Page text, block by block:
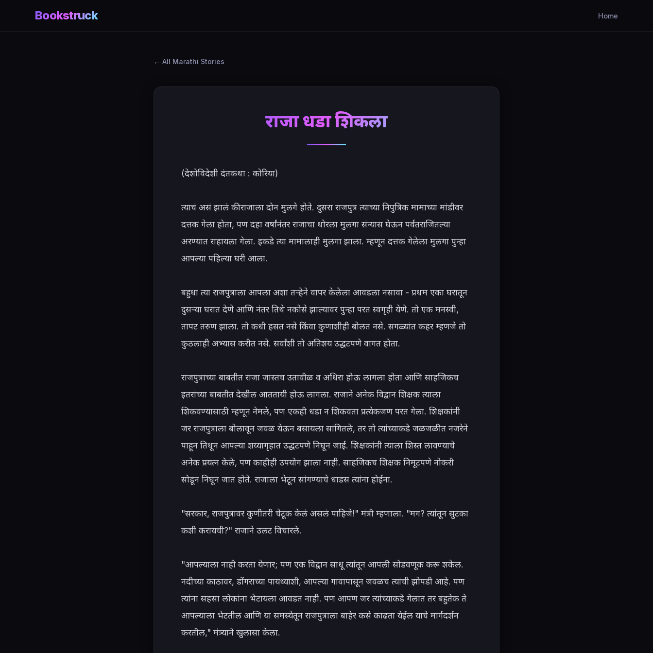
Bookstruck Home
All Marathi Stories
राजा धडा शिकला
(देशोविदेशी दंतकथा : कोरिया)
त्याचं असं झालं की राजाला दोन मुलगे होते. दुसरा राजपुत्र त्याच्या निपुत्रिक मामाच्या मांडीवर
दत्तक गेला होता, पण दहा वर्षांनंतर राजाचा थोरला मुलगा संन्यास घेऊन पर्वतराजितल्या
अरण्यात राहायला गेला. इकडे त्या मामालाही मुलगा झाला. म्हणून दत्तक गेलेला मुलगा पुन्हा
आपल्या पहिल्या घरी आला.
बहुधा त्या राजपुत्राला आपला अशा तऱ्हेने वापर केलेला आवडला नसावा - प्रथम एका घरातून
दुसऱ्या घरात देणे आणि नंतर तिथे नकोसे झाल्यावर पुन्हा परत स्वगृही येणे. तो एक मनस्वी,
तापट तरुण झाला. तो कधी हसत नसे किंवा कुणाशीही बोलत नसे. सगळ्यांत कहर म्हणजे तो
कुठलाही अभ्यास करीत नसे. सर्वांशी तो अतिशय उद्धटपणे वागत होता.
राजपुत्राच्या बाबतीत राजा जास्तच उतावीळ व अधिरा होऊ लागला होता आणि साहजिकच
इतरांच्या बाबतीत देखील आततायी होऊ लागला. राजाने अनेक विद्वान शिक्षक त्याला
शिकवण्यासाठी म्हणून नेमले, पण एकही धडा न शिकवता प्रत्येकजण परत गेला. शिक्षकांनी
जर राजपुत्राला बोलावून जवळ येऊन बसायला सांगितले, तर तो त्यांच्याकडे जळजळीत नजरेने
पाहून तिथून आपल्या शय्यागृहात उद्धटपणे निघून जाई. शिक्षकांनी त्याला शिस्त लावण्याचे
अनेक प्रयत्न केले, पण काहीही उपयोग झाला नाही. साहजिकच शिक्षक निमूटपणे नोकरी
सोडून निघून जात होते. राजाला भेटून सांगण्याचे धाडस त्यांना होईना.
"सरकार, राजपुत्रावर कुणीतरी चेटूक केलं असलं पाहिजे!" मंत्री म्हणाला. "मग? त्यांतून सुटका
कशी करायची?" राजाने उलट विचारले.
"आपल्याला नाही करता येणार; पण एक विद्वान साधू त्यांतून आपली सोडवणूक करू शकेल.
नदीच्या काठावर, डोंगराच्या पायथ्याशी, आपल्या गावापासून जवळच त्यांची झोपडी आहे. पण
त्यांना सहसा लोकांना भेटायला आवडत नाही. पण आपण जर त्यांच्याकडे गेलात तर बहुतेक ते
आपल्याला भेटतील आणि या समस्येतून राजपुत्राला बाहेर कसे काढता येईल याचे मार्गदर्शन
करतील," मंत्र्याने खुलासा केला.